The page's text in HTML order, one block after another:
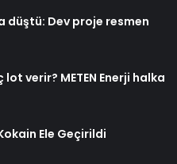
düştü: Dev proje resmen
verir? METEN Enerji halka
Ele Geçirildi